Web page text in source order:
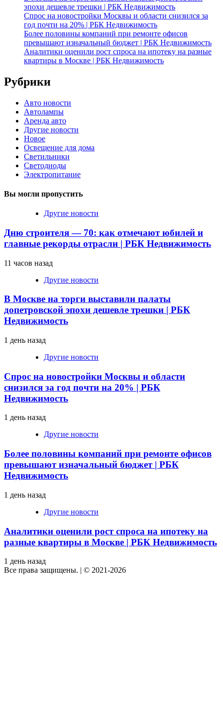
эпохи дешевле трешки | РБК Недвижимость
Спрос на новостройки Москвы и области снизился за
год почти на 20% | РБК Недвижимость
Более половины компаний при ремонте офисов
превышают изначальный бюджет | РБК Недвижимость
Аналитики оценили рост спроса на ипотеку на разные
квартиры в Москве | РБК Недвижимость
Рубрики
Авто новости
Автолампы
Аренда авто
Другие новости
Новое
Освещение для дома
Светильники
Светодиоды
Электропитание
Вы могли пропустить
Другие новости
Дню строителя — 70: как отмечают юбилей и
главные рекорды отрасли | РБК Недвижимость
11 часов назад
Другие новости
В Москве на торги выставили палаты
допетровской эпохи дешевле трешки | РБК
Недвижимость
1 день назад
Другие новости
Спрос на новостройки Москвы и области
снизился за год почти на 20% | РБК
Недвижимость
1 день назад
Другие новости
Более половины компаний при ремонте офисов
превышают изначальный бюджет | РБК
Недвижимость
1 день назад
Другие новости
Аналитики оценили рост спроса на ипотеку на
разные квартиры в Москве | РБК Недвижимость
1 день назад
Все права защищены. | © 2021-2026